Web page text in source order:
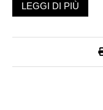
Come mai un libro
descrivere i luoghi in
LEGGI DI PIÙ